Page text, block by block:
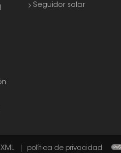
Seguidor solar
XML política de privacidad